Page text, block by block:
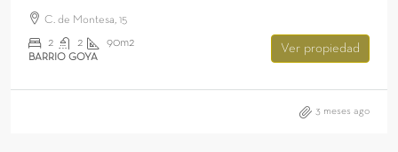
C. de Montesa, 15
2 2 90m2
BARRIO GOYA
Ver propiedad
3 meses ago